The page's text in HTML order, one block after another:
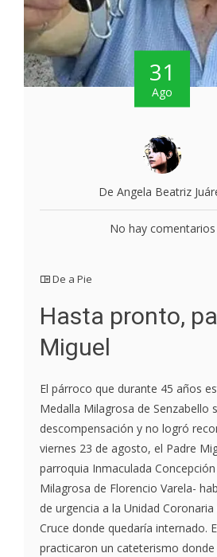
31
Ago
De Angela Beatriz
No hay comentarios
De a Pie
Hasta pronto,
Miguel
El párroco que durante 45 años
Medalla Milagrosa de Senzabello
descompensación y no logró
viernes 23 de agosto, el Padre
parroquia Inmaculada
Milagrosa de Florencio Varela-
de urgencia a la Unidad
Cruce donde quedaría internado.
practicaron un cateterismo